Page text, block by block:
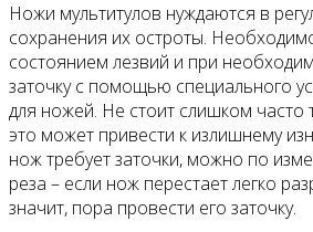
Ножи мультитулов нуждаются в
сохранения их остроты.
состоянием лезвий и при
заточку с помощью специального
для ножей. Не стоит слишком часто
это может привести к излишнему
нож требует заточки, можно по
реза – если нож перестает легко
значит, пора провести его заточку.